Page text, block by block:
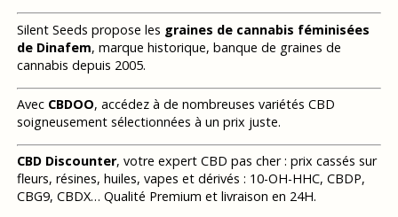
Silent Seeds propose les graines de cannabis féminisées
de Dinafem, marque historique, banque de graines de
cannabis depuis 2005.
Avec CBDOO, accédez à de nombreuses variétés CBD
soigneusement sélectionnées à un prix juste.
CBD Discounter, votre expert CBD pas cher : prix cassés sur
fleurs, résines, huiles, vapes et dérivés : 10-OH-HHC, CBDP,
CBG9, CBDX… Qualité Premium et livraison en 24H.